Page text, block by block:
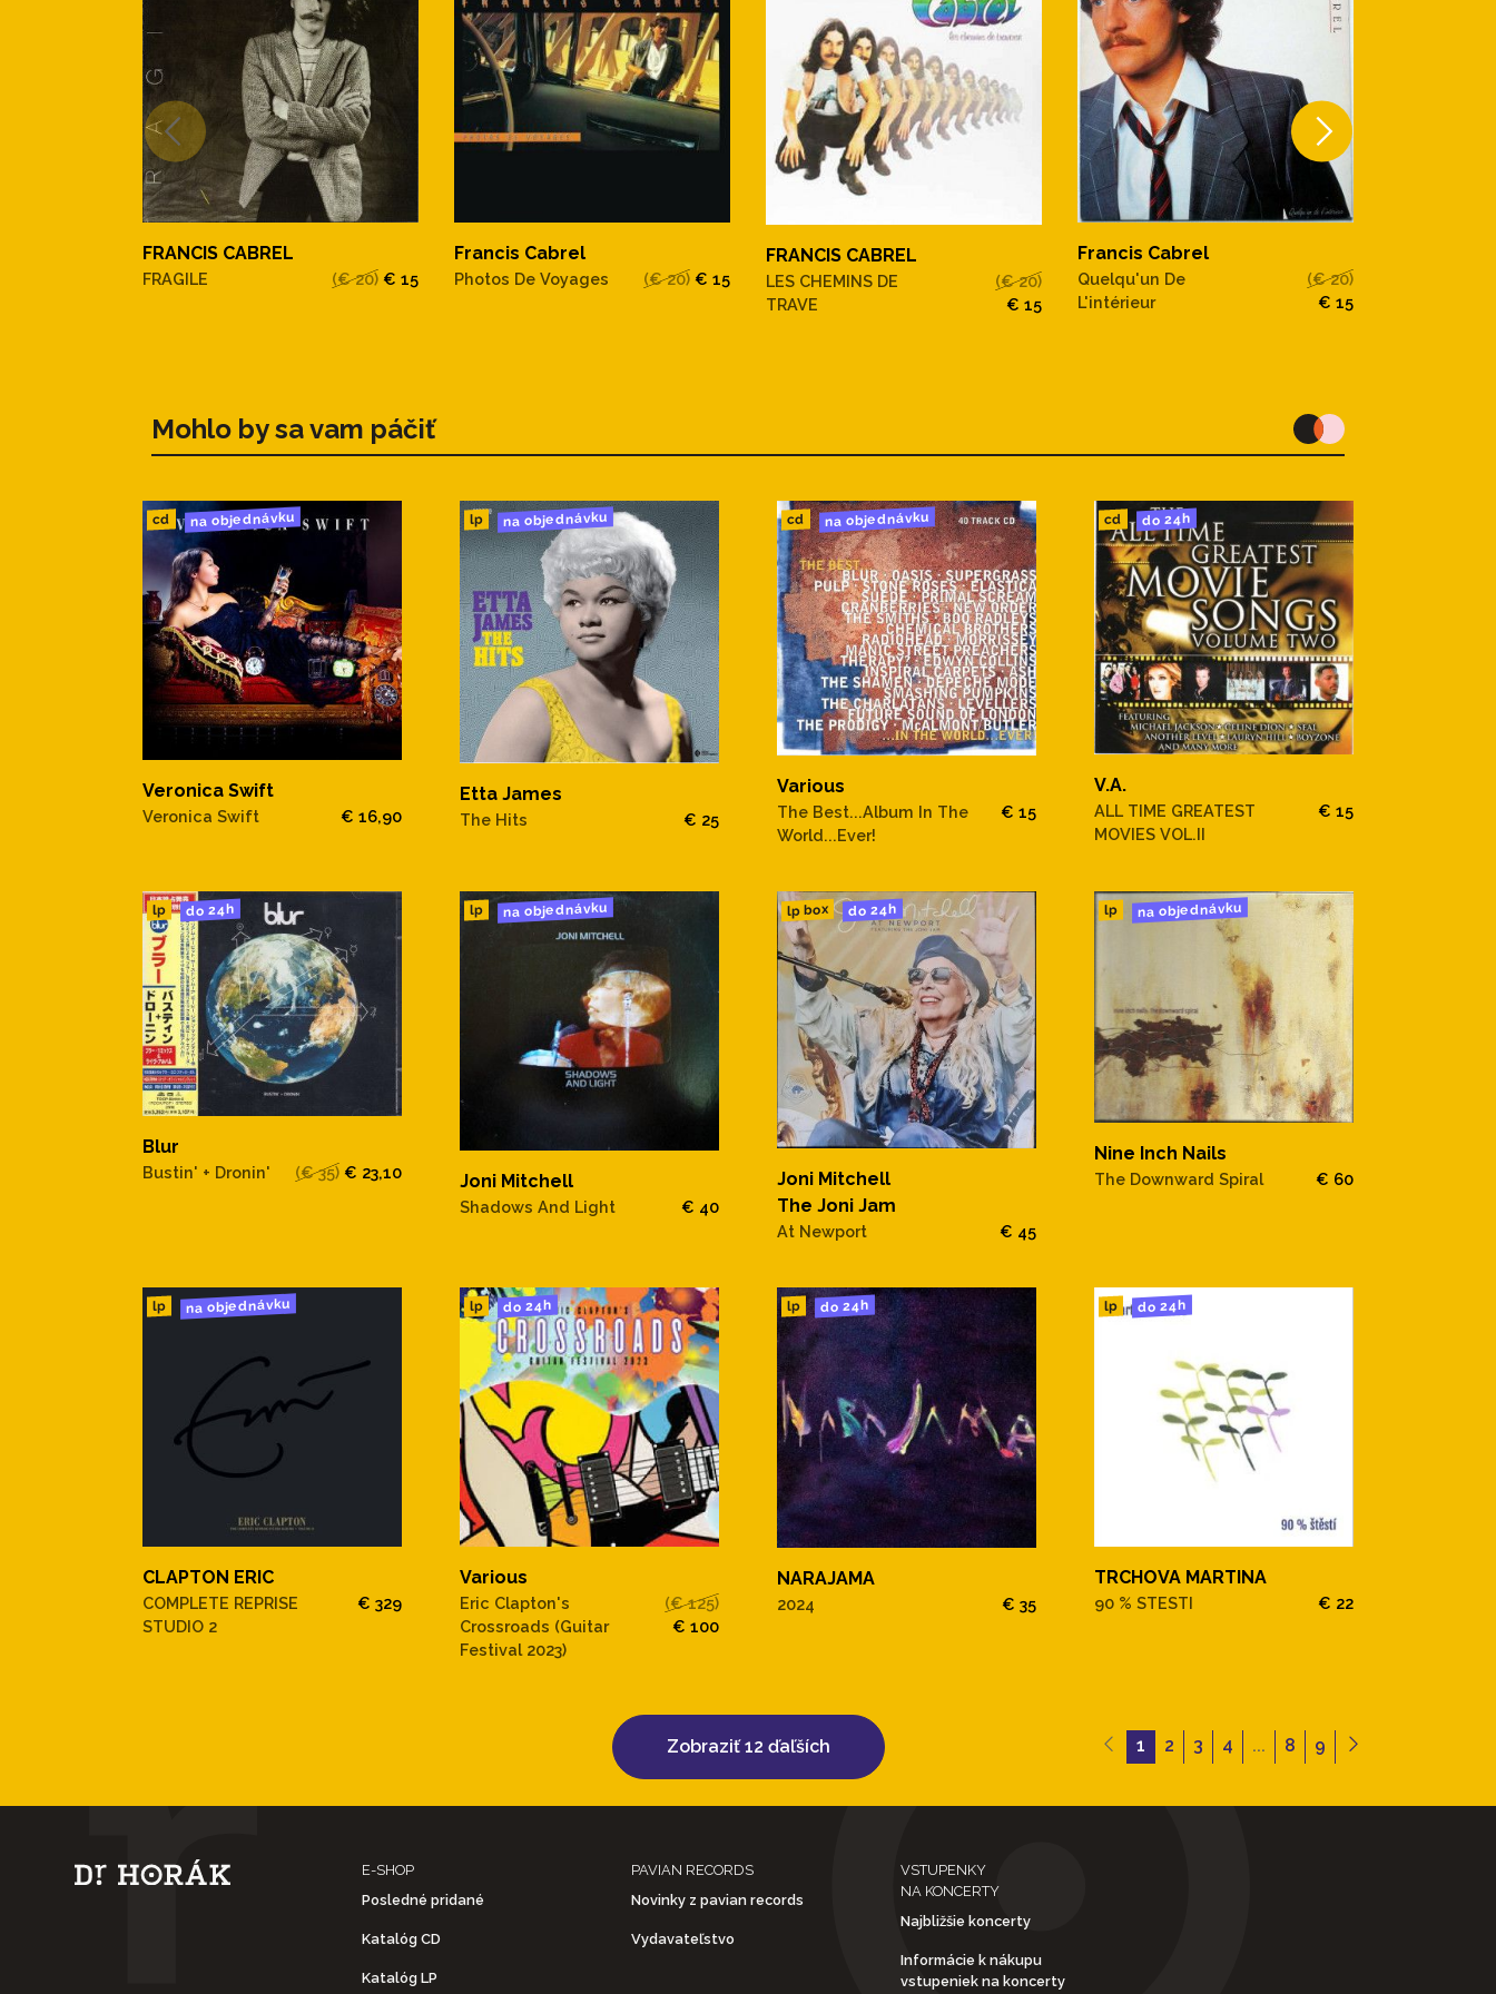
FRANCIS CABREL
FRAGILE (€ 20) € 15
Francis Cabrel
Photos De Voyages (€ 20) € 15
FRANCIS CABREL
LES CHEMINS DE
TRAVE
(€ 20)
€ 15
Francis Cabrel
Quelqu'un De
L'intérieur
(€ 20)
€ 15
Mohlo by sa vam páčiť
cd na objednávku
Veronica Swift
Veronica Swift € 16,90
lp na objednávku
Etta James
The Hits € 25
cd na objednávku
Various
The Best...Album In The
World...Ever!
€ 15
cd do 24h
V.A.
ALL TIME GREATEST
MOVIES VOL.II
€ 15
lp do 24h
Blur
Bustin' + Dronin' (€ 35) € 23,10
lp na objednávku
Joni Mitchell
Shadows And Light € 40
lp box do 24h
Joni Mitchell
The Joni Jam
At Newport € 45
lp na objednávku
Nine Inch Nails
The Downward Spiral € 60
lp na objednávku
CLAPTON ERIC
COMPLETE REPRISE
STUDIO 2
€ 329
lp do 24h
Various
Eric Clapton's
Crossroads (Guitar
Festival 2023)
(€ 125)
€ 100
lp do 24h
NARAJAMA
2024 € 35
lp do 24h
TRCHOVA MARTINA
90 % STESTI € 22
Zobraziť 12 ďaľších 1 2 3 4 ... 8 9
E-SHOP
Posledné pridané
Katalóg CD
Katalóg LP
PAVIAN RECORDS
Novinky z pavian records
Vydavateľstvo
VSTUPENKY
NA KONCERTY
Najbližšie koncerty
Informácie k nákupu
vstupeniek na koncerty